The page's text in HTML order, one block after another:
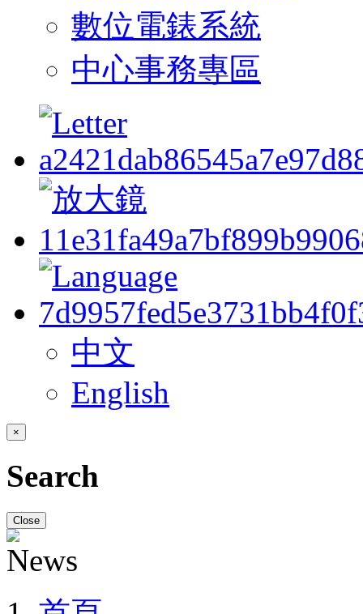
數位電錶系統
中心事務專區
中文
English
×
Search
Close